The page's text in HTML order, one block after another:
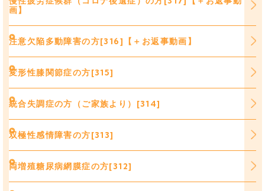
画】
注意欠陥多動障害の方[316]【＋お返事動画】
変形性膝関節症の方[315]
統合失調症の方（ご家族より）[314]
双極性感情障害の方[313]
両増殖糖尿病網膜症の方[312]